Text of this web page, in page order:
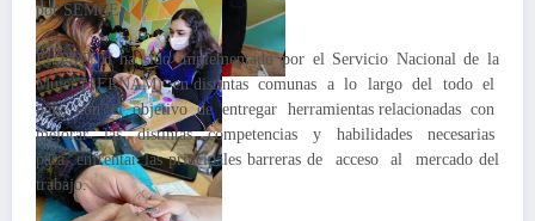
por SEMCE.
El PMTJH ha sido implementado por el Servicio Nacional de la
Mujer (SERNAM) en distintas comunas a lo largo del todo el
país, con el objetivo de entregar herramientas relacionadas con
mejorar las distintas competencias y habilidades necesarias
para enfrentar las principales barreras de acceso al mercado del
trabajo.